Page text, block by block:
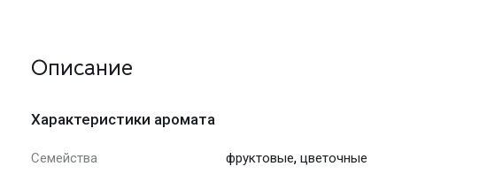
Описание
Характеристики аромата
Семейства фруктовые, цветочные